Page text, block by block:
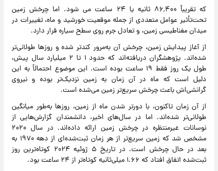
که تقریباً ۸۶٬۴۰۰ ثانیه یا ۲۴ ساعت می شود. اما چرخش زمین
تحت‌تأثیر عوامل متعددی از جمله موقعیت خورشید و ماه، تغییرات در
میدان مغناطیسی زمین، و تعادل جرم روی سطح سیاره قرار دارد.
از آغاز پیدایش زمین، چرخش آن به‌مرور کندتر شده و روزها طولانی‌تر
شده‌اند. پژوهشگران دریافته‌اند که حدود ۱ تا ۲ میلیارد سال پیش،
طول یک روز فقط ۱۹ ساعت بوده است. این موضوع احتمالاً به این
دلیل است که ماه در آن زمان به زمین نزدیک‌تر بوده و نیروی
گرانشی‌اش باعث چرخش سریع‌تر زمین می‌شده است.
از آن زمان تاکنون، با دورتر شدن ماه از زمین، روزها به‌طور میانگین
طولانی‌تر شده‌اند. اما در سال‌های اخیر، دانشمندان گزارش‌هایی از
نوسانات غیرمنتظره در چرخش زمین ارائه داده‌اند. در سال ۲۰۲۰
مشخص شد که زمین سریع‌تر از هر زمان ثبت‌شده‌ای از دهه ۱۹۷۰ به
بعد در حال چرخش است. در تاریخ ۵ ژوئیه ۲۰۲۴ کوتاه‌ترین روز
ثبت‌شده اتفاق افتاد که ۱.۶۶ میلی‌ثانیه کوتاه‌تر از ۲۴ ساعت بود.